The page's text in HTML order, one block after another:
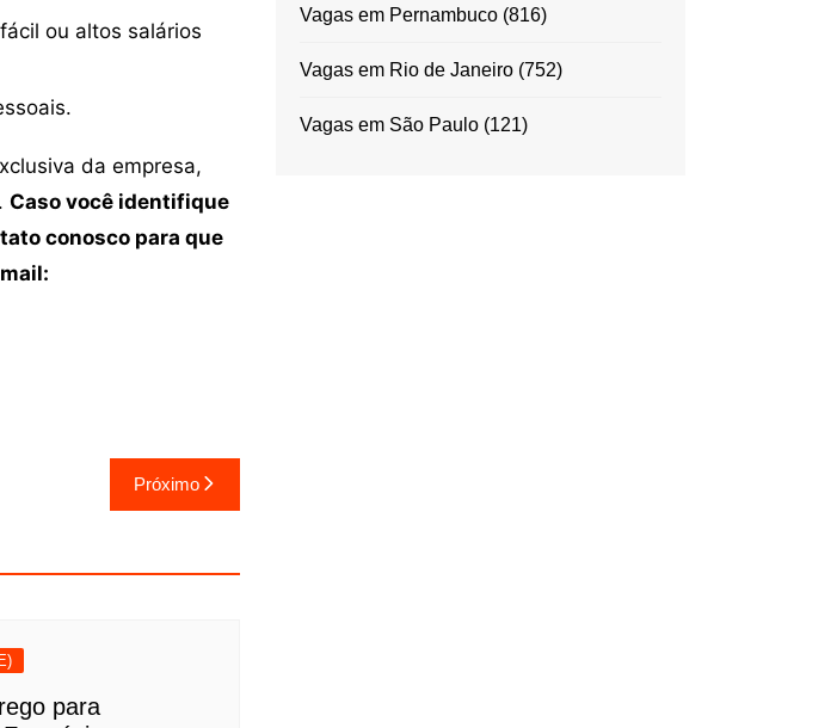
ou altos salários
da empresa,
Caso você identifique
conosco para que
Próximo
para
Vagas em Pernambuco(816)
Vagas em Rio de Janeiro(752)
Vagas em São Paulo(121)